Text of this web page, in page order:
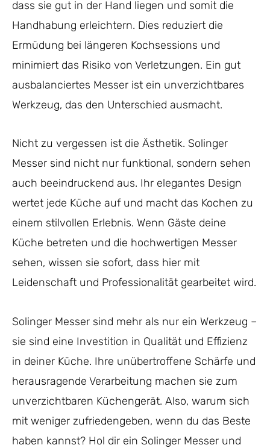
dass sie gut in der Hand liegen und somit die
Handhabung erleichtern. Dies reduziert die
Ermüdung bei längeren Kochsessions und
minimiert das Risiko von Verletzungen. Ein gut
ausbalanciertes Messer ist ein unverzichtbares
Werkzeug, das den Unterschied ausmacht.
Nicht zu vergessen ist die Ästhetik. Solinger
Messer sind nicht nur funktional, sondern sehen
auch beeindruckend aus. Ihr elegantes Design
wertet jede Küche auf und macht das Kochen zu
einem stilvollen Erlebnis. Wenn Gäste deine
Küche betreten und die hochwertigen Messer
sehen, wissen sie sofort, dass hier mit
Leidenschaft und Professionalität gearbeitet wird.
Solinger Messer sind mehr als nur ein Werkzeug –
sie sind eine Investition in Qualität und Effizienz
in deiner Küche. Ihre unübertroffene Schärfe und
herausragende Verarbeitung machen sie zum
unverzichtbaren Küchengerät. Also, warum sich
mit weniger zufriedengeben, wenn du das Beste
haben kannst? Hol dir ein Solinger Messer und